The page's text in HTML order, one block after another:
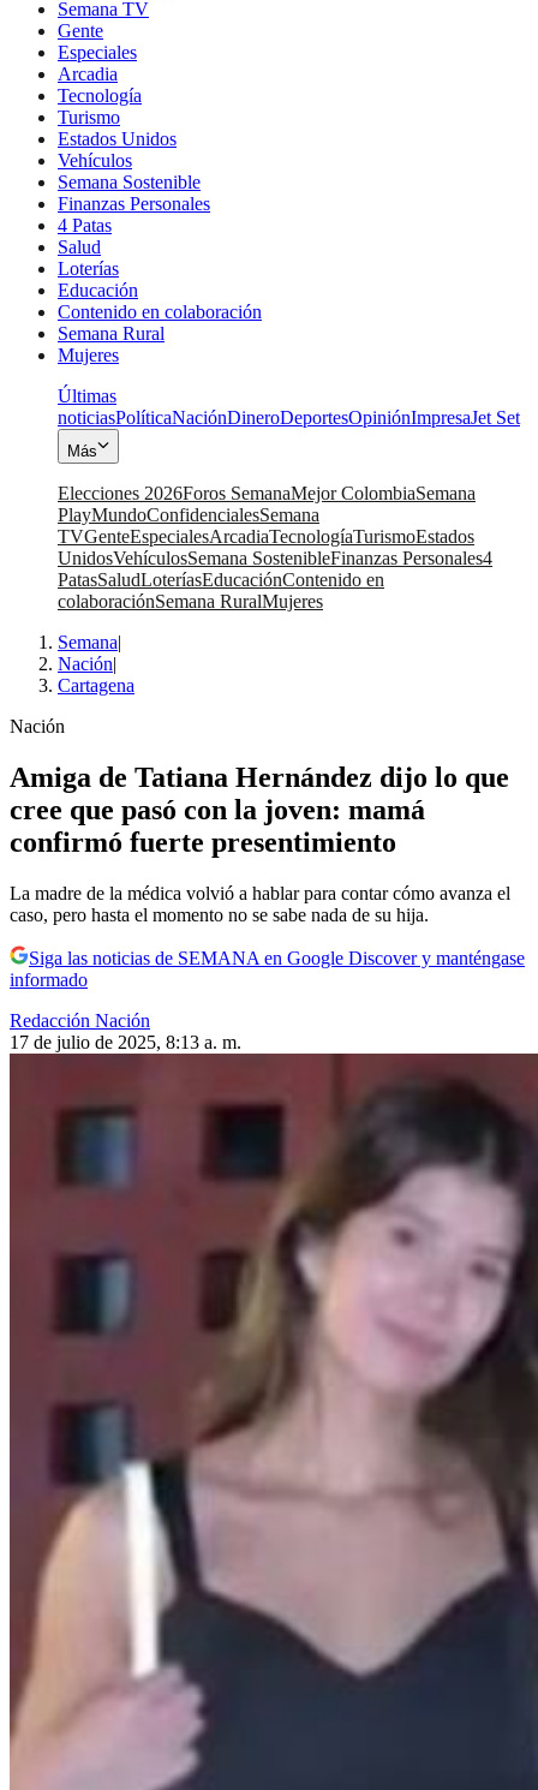
Semana TV
Gente
Especiales
Arcadia
Tecnología
Turismo
Estados Unidos
Vehículos
Semana Sostenible
Finanzas Personales
4 Patas
Salud
Loterías
Educación
Contenido en colaboración
Semana Rural
Mujeres
Últimas
noticiasPolíticaNaciónDineroDeportesOpiniónImpresaJet Set
Más
Elecciones 2026Foros SemanaMejor ColombiaSemana
PlayMundoConfidencialesSemana
TVGenteEspecialesArcadiaTecnologíaTurismoEstados
UnidosVehículosSemana SostenibleFinanzas Personales4
PatasSaludLoteríasEducaciónContenido en
colaboraciónSemana RuralMujeres
Semana|
Nación|
Cartagena
Nación
Amiga de Tatiana Hernández dijo lo que
cree que pasó con la joven: mamá
confirmó fuerte presentimiento
La madre de la médica volvió a hablar para contar cómo avanza el
caso, pero hasta el momento no se sabe nada de su hija.
Siga las noticias de SEMANA en Google Discover y manténgase
informado
Redacción Nación
17 de julio de 2025, 8:13 a. m.